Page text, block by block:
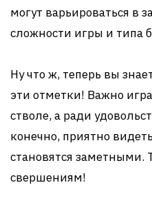
могут варьироваться в
сложности игры и типа
Ну что ж, теперь вы
эти отметки! Важно
стволе, а ради
конечно, приятно
становятся заметными.
свершениям!